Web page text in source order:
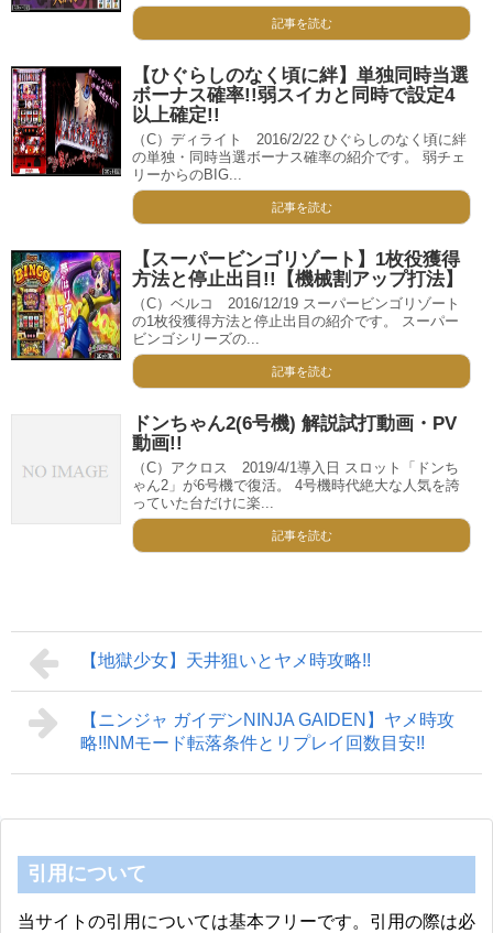
記事を読む
【ひぐらしのなく頃に絆】単独同時当選
ボーナス確率!!弱スイカと同時で設定4
以上確定!!
（C）ディライト 2016/2/22 ひぐらしのなく頃に絆
の単独・同時当選ボーナス確率の紹介です。 弱チェ
リーからのBIG...
記事を読む
【スーパービンゴリゾート】1枚役獲得
方法と停止出目!!【機械割アップ打法】
（C）ベルコ 2016/12/19 スーパービンゴリゾート
の1枚役獲得方法と停止出目の紹介です。 スーパー
ビンゴシリーズの...
記事を読む
ドンちゃん2(6号機) 解説試打動画・PV
動画!!
（C）アクロス 2019/4/1導入日 スロット「ドンち
ゃん2」が6号機で復活。 4号機時代絶大な人気を誇
っていた台だけに楽...
記事を読む
【地獄少女】天井狙いとヤメ時攻略!!
【ニンジャ ガイデンNINJA GAIDEN】ヤメ時攻
略!!NMモード転落条件とリプレイ回数目安!!
引用について
当サイトの引用については基本フリーです。引用の際は必